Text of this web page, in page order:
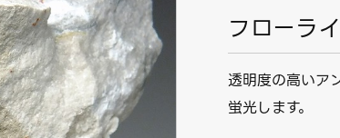
フローラ
透明度の高いア
蛍光します。